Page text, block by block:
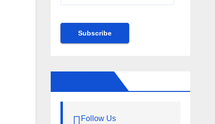
Subscribe
Follow Us